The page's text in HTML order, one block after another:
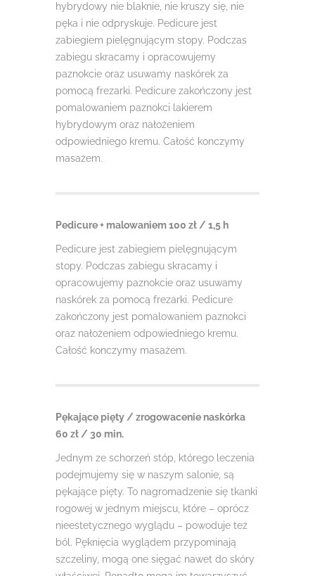
hybrydowy nie blaknie, nie kruszy się, nie
pęka i nie odpryskuje. Pedicure jest
zabiegiem pielęgnującym stopy. Podczas
zabiegu skracamy i opracowujemy
paznokcie oraz usuwamy naskórek za
pomocą frezarki. Pedicure zakończony jest
pomalowaniem paznokci lakierem
hybrydowym oraz nałożeniem
odpowiedniego kremu. Całość konczymy
masażem.
Pedicure + malowaniem 100 zł / 1,5 h
Pedicure jest zabiegiem pielęgnującym
stopy. Podczas zabiegu skracamy i
opracowujemy paznokcie oraz usuwamy
naskórek za pomocą frezarki. Pedicure
zakończony jest pomalowaniem paznokci
oraz nałożeniem odpowiedniego kremu.
Całość konczymy masażem.
Pękające pięty / zrogowacenie naskórka
60 zł / 30 min.
Jednym ze schorzeń stóp, którego leczenia
podejmujemy się w naszym salonie, są
pękające pięty. To nagromadzenie się tkanki
rogowej w jednym miejscu, które – oprócz
nieestetycznego wyglądu – powoduje też
ból. Pęknięcia wyglądem przypominają
szczeliny, mogą one sięgać nawet do skóry